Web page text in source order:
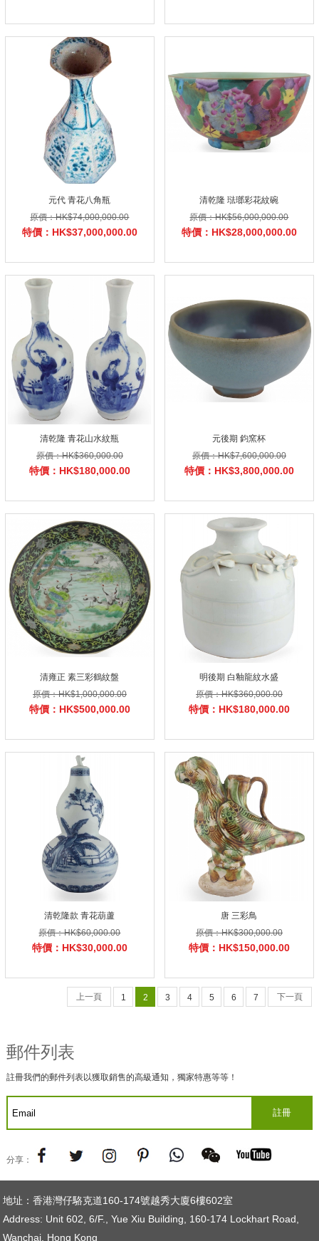
元代 青花八角瓶
原價：HK$74,000,000.00
特價：HK$37,000,000.00
清乾隆 琺瑯彩花紋碗
原價：HK$56,000,000.00
特價：HK$28,000,000.00
清乾隆 青花山水紋瓶
原價：HK$360,000.00
特價：HK$180,000.00
元後期 鈞窯杯
原價：HK$7,600,000.00
特價：HK$3,800,000.00
清雍正 素三彩鶴紋盤
原價：HK$1,000,000.00
特價：HK$500,000.00
明後期 白釉龍紋水盛
原價：HK$360,000.00
特價：HK$180,000.00
清乾隆款 青花葫蘆
原價：HK$60,000.00
特價：HK$30,000.00
唐 三彩鳥
原價：HK$300,000.00
特價：HK$150,000.00
上一頁 1 2 3 4 5 6 7 下一頁
郵件列表
註冊我們的郵件列表以獲取銷售的高級通知，獨家特惠等等！
分享：
地址：香港灣仔駱克道160-174號越秀大廈6樓602室
Address: Unit 602, 6/F., Yue Xiu Building, 160-174 Lockhart Road,
Wanchai, Hong Kong